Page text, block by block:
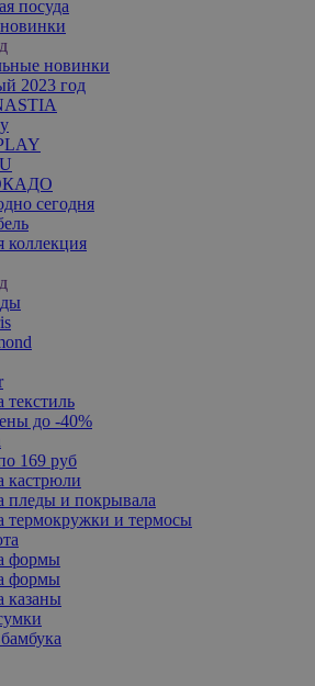
посуда
новинки
2023 год
сегодня
коллекция
текстиль
до -40%
169 руб
кастрюли
пледы и покрывала
термокружки и термосы
формы
формы
казаны